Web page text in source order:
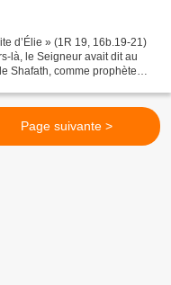
d’Élie » (1R 19, 16b.19-21)
là, le Seigneur avait dit au
Shafath, comme prophète
Page suivante >